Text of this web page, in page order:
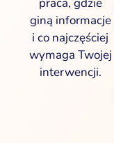
giną informacje
i co najczęściej
wymaga Twojej
interwencji.